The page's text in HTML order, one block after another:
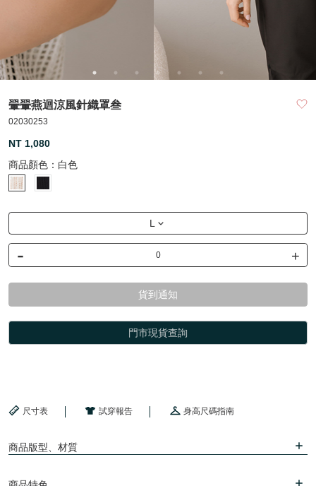
翬翬燕迴涼風針織罩叁
02030253
NT 1,080
商品顏色： 白色
L
- +
貨到通知
門市現貨查詢
尺寸表 試穿報告 身高尺碼指南
商品版型、材質